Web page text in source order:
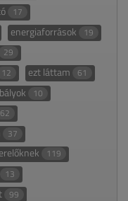
17
energiaforrások 19
29
12 ezt láttam 61
10
62
37
119
13
99